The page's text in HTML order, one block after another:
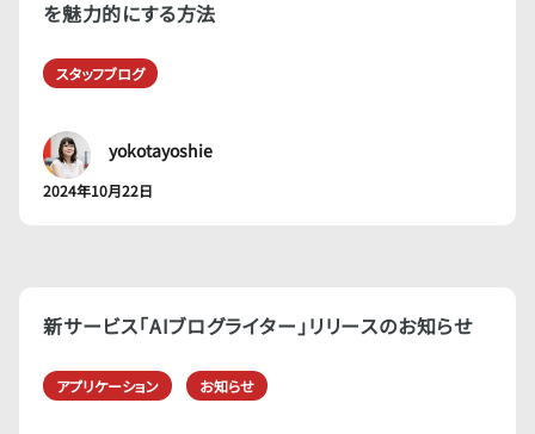
を魅力的にする方法
スタッフブログ
yokotayoshie
2024年10月22日
新サービス「AIブログライター」リリースのお知らせ
アプリケーション お知らせ